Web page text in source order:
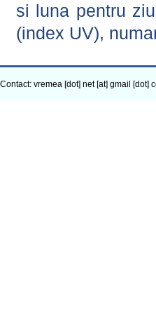
si luna pentru
(index UV),
Contact: vremea [dot] net [at] gmail [dot]